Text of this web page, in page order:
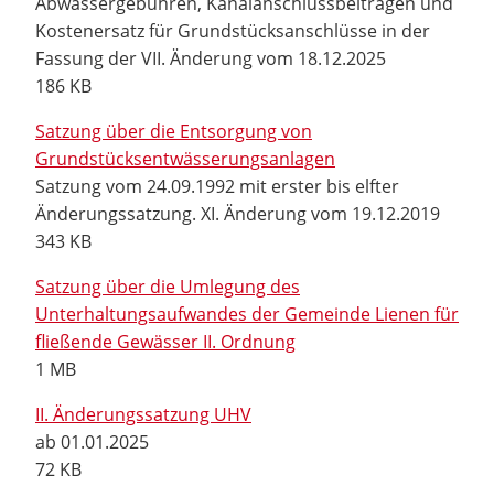
Kostenersatz für Grundstücksanschlüsse in der
Fassung der VII. Änderung vom 18.12.2025
186 KB
Satzung über die Entsorgung von
Grundstücksentwässerungsanlagen
Satzung vom 24.09.1992 mit erster bis elfter
Änderungssatzung. XI. Änderung vom 19.12.2019
343 KB
Satzung über die Umlegung des
Unterhaltungsaufwandes der Gemeinde Lienen für
fließende Gewässer II. Ordnung
1 MB
II. Änderungssatzung UHV
ab 01.01.2025
72 KB